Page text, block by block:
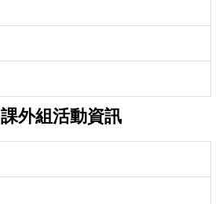
課外組活動資訊